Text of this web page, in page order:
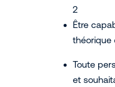
2
Être
théorique
Toute
et